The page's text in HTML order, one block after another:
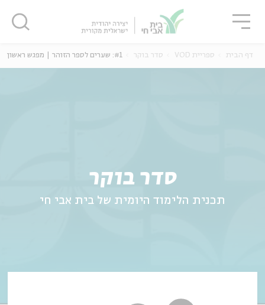
סדר בוקר
תכנית הלימוד היומית של בית אבי חי
דף הבית ספריית VOD סדר בוקר #1: שערים לספר הזוהר | מפגש ראשון
סגור